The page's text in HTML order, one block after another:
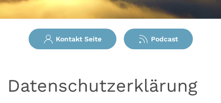
Kontakt Seite Podcast
Datenschutzerklärung